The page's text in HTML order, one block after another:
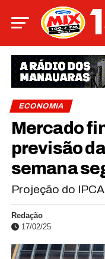
ECONOMIA
Mercado
previsão
semana
Projeção do
Redação
17/02/25